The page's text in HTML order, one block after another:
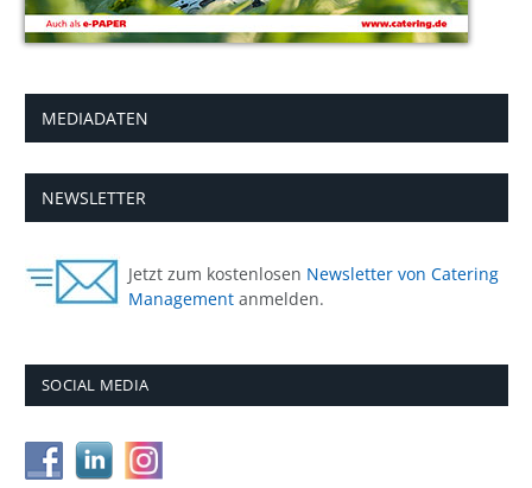
MEDIADATEN
NEWSLETTER
Jetzt zum kostenlosen Newsletter von Catering
Management anmelden.
SOCIAL MEDIA